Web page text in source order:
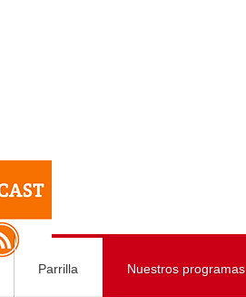
Parrilla Nuestros programas